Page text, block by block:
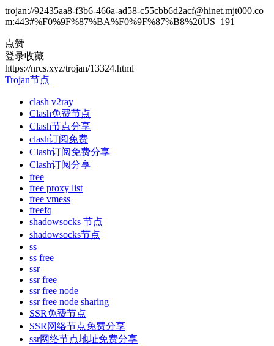
trojan://92435aa8-f3b6-466a-ad58-c55cbb6d2acf@hinet.mjt000.co
m:443#%F0%9F%87%BA%F0%9F%87%B8%20US_191
点赞
登录收藏
https://nrcs.xyz/trojan/13324.html
Trojan节点
clash v2ray
Clash免费节点
Clash节点分享
clash订阅免费
Clash订阅免费分享
Clash订阅分享
free
free proxy list
free vmess
freefq
shadowsocks 节点
shadowsocks节点
ss
ss free
ssr
ssr free
ssr free node
ssr free node sharing
SSR免费节点
SSR网络节点免费分享
ssr网络节点地址免费分享